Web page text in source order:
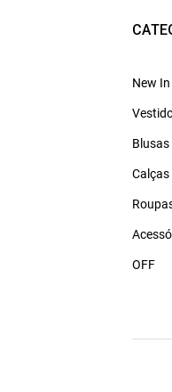
New In
Blusas
Calças
OFF